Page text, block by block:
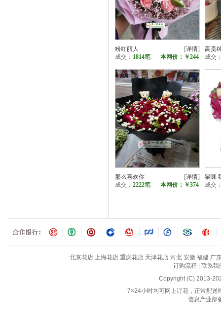
粉红丽人 [详情]
成交： 1814笔 本网价： ￥244
高贵
成交
那么喜欢你 [详情]
成交： 2222笔 本网价： ￥374
猫咪
成交
北京花店 上海花店 重庆花店 天津花店 河北 安徽 福建 广
订购流程
联系我
Copyright (C) 2013-
7×24小时均可网上订花，正常配
信息产业部